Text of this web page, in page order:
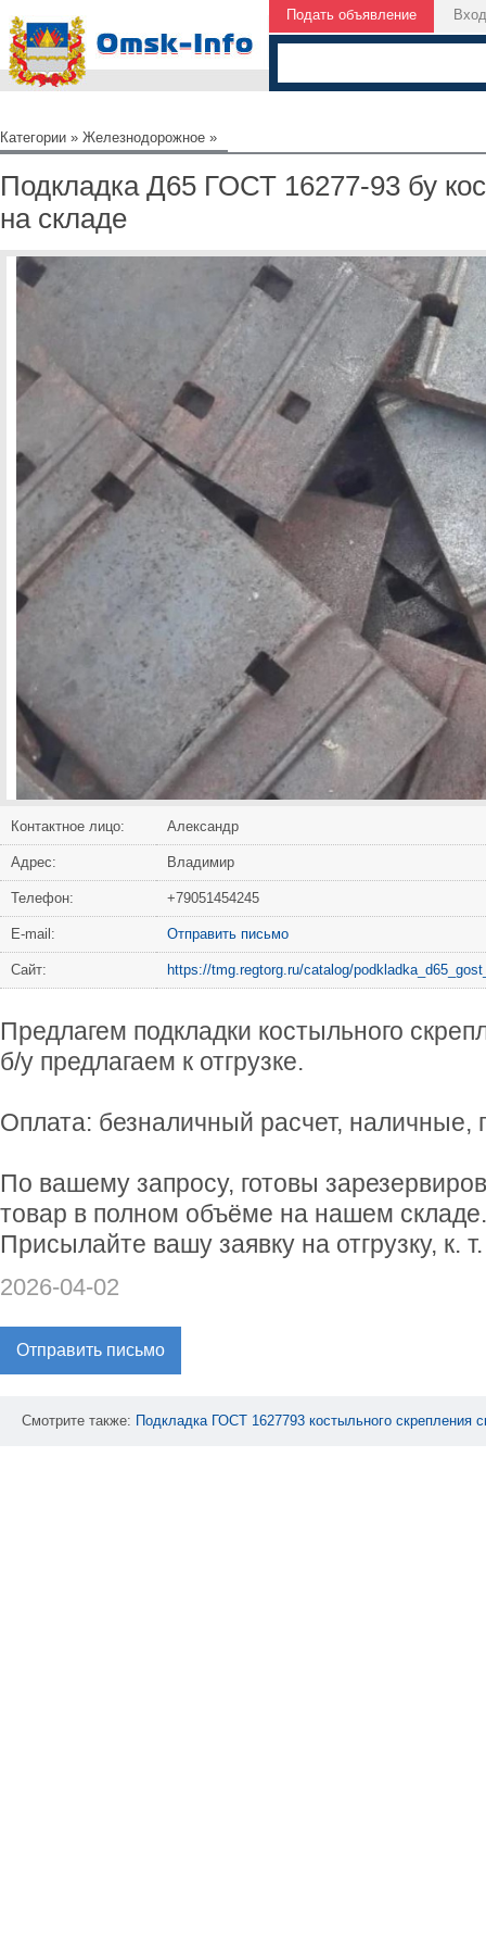
Подать объявление Вход
Категории » Железнодорожное »
Подкладка Д65 ГОСТ 16277-93 бу
на складе
Контактное лицо: Александр
Адрес: Владимир
Телефон: +79051454245
Е-mail: Отправить письмо
Сайт: https://tmg.regtorg.ru/catalog/
Предлагем подкладки костыльного
б/у предлагаем к отгрузке.
Оплата: безналичный расчет, наличные,
По вашему запросу, готовы
товар в полном объёме на нашем складе.
Присылайте вашу заявку на отгрузку, к.
2026-04-02
Отправить письмо
Смотрите также: Подкладка ГОСТ 1627793 костыльного скрепления